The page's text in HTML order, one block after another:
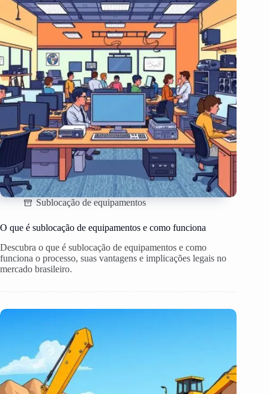
Sublocação de equipamentos
O que é sublocação de equipamentos e como funciona
Descubra o que é sublocação de equipamentos e como
funciona o processo, suas vantagens e implicações legais no
mercado brasileiro.